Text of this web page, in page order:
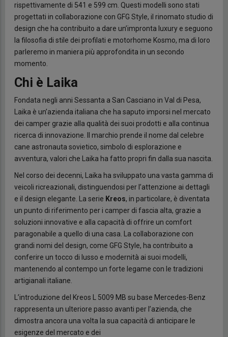
rispettivamente di 541 e 599 cm. Questi modelli sono stati
progettati in collaborazione con GFG Style, il rinomato studio di
design che ha contribuito a dare un’impronta luxury e seguono
la filosofia di stile dei profilati e motorhome Kosmo, ma di loro
parleremo in maniera più approfondita in un secondo
momento.
Chi è Laika
Fondata negli anni Sessanta a San Casciano in Val di Pesa,
Laika è un’azienda italiana che ha saputo imporsi nel mercato
dei camper grazie alla qualità dei suoi prodotti e alla continua
ricerca di innovazione. Il marchio prende il nome dal celebre
cane astronauta sovietico, simbolo di esplorazione e
avventura, valori che Laika ha fatto propri fin dalla sua nascita.
Nel corso dei decenni, Laika ha sviluppato una vasta gamma di
veicoli ricreazionali, distinguendosi per l’attenzione ai dettagli
e il design elegante. La serie Kreos, in particolare, è diventata
un punto di riferimento per i camper di fascia alta, grazie a
soluzioni innovative e alla capacità di offrire un comfort
paragonabile a quello di una casa. La collaborazione con
grandi nomi del design, come GFG Style, ha contribuito a
conferire un tocco di lusso e modernità ai suoi modelli,
mantenendo al contempo un forte legame con le tradizioni
artigianali italiane.
L’introduzione del Kreos L 5009 MB su base Mercedes-Benz
rappresenta un ulteriore passo avanti per l’azienda, che
dimostra ancora una volta la sua capacità di anticipare le
esigenze del mercato e dei